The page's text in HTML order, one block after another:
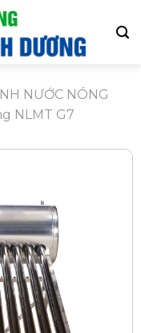
NƯỚC NÓNG
NLMT G7